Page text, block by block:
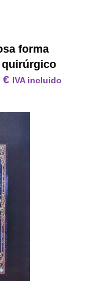
forma
quirúrgico
€ IVA incluido